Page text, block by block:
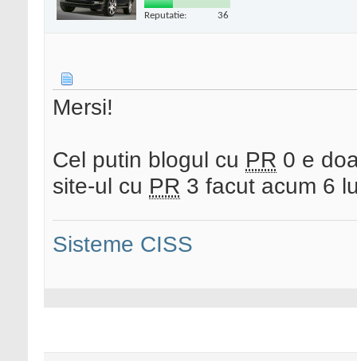
Reputatie: 36
Mersi!
Cel putin blogul cu PR 0 e
site-ul cu PR 3 facut acum 6
Sisteme CISS